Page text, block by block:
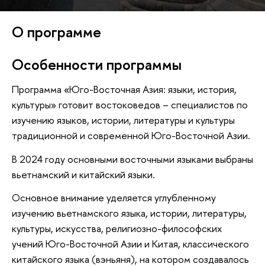
О программе
Особенности программы
Программа «Юго-Восточная Азия: языки, история,
культуры» готовит востоковедов – специалистов по
изучению языков, истории, литературы и культуры
традиционной и современной Юго-Восточной Азии.
В 2024 году основными восточными языками выбраны
вьетнамский и китайский языки.
Основное внимание уделяется углубленному
изучению вьетнамского языка, истории, литературы,
культуры, ис­кусства, религиозно-философских
учений Юго-Восточной Азии и Китая, классического
китайского языка (вэньяня), на котором создавалось